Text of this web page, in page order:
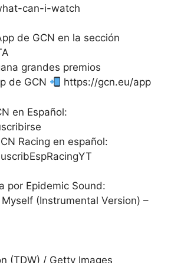
can-i-watch
de GCN en la sección
grandes premios
de GCN
https://gcn.eu/app
en Español:
Racing en español:
por Epidemic Sound:
(Instrumental Version) –
(TDW) / Getty Images